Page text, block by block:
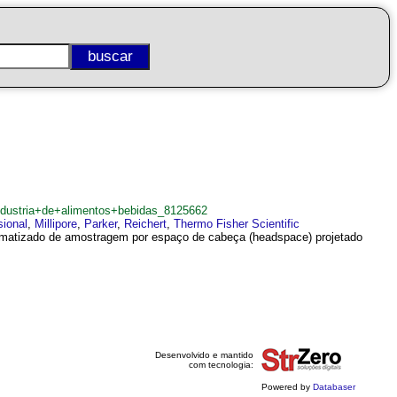
, Millipore, Parker, Reichert, Thermo Fisher Scientific
de amostragem por espaço de cabeça (headspace) projetado
Desenvolvido e mantido
com tecnologia:
Powered by Databaser